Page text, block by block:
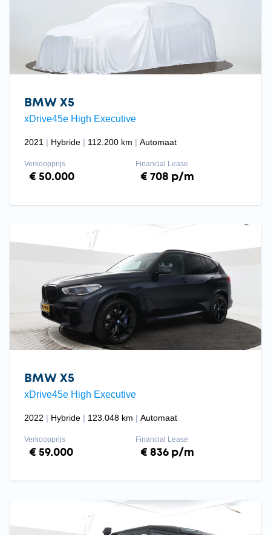
BMW X5
xDrive45e High Executive
2021 Hybride 112.200 km Automaat
Verkoopprijs
€ 50.000
Financial Lease
€ 708 p/m
BMW X5
xDrive45e High Executive
2022 Hybride 123.048 km Automaat
Verkoopprijs
€ 59.000
Financial Lease
€ 836 p/m